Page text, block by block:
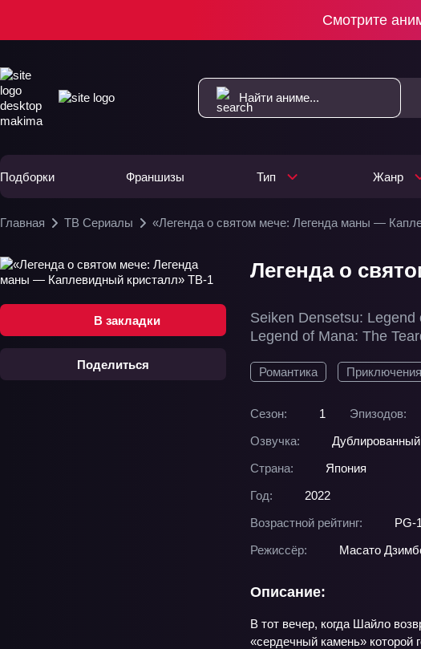
Смотрите
Подборки Франшизы Тип Жанр
Главная ТВ Сериалы «Легенда о святом мече: Легенда маны —
В закладки
Поделиться
Легенда о
Seiken Densetsu: Legend
Legend of Mana: The
Романтика Приключения
Сезон: 1 Эпизодов:
Озвучка:
Дублированный
Страна:
Япония
Год:
2022
Возрастной рейтинг:
PG-
Режиссёр:
Масато
Описание:
В тот вечер, когда Шайло
«сердечный камень» которой